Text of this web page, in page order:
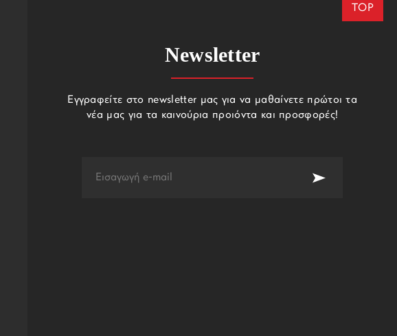
TOP
Newsletter
Εγγραφείτε στο newsletter μας για να μαθαίνετε πρώτοι τα
νέα μας για τα καινούρια προιόντα και προσφορές!